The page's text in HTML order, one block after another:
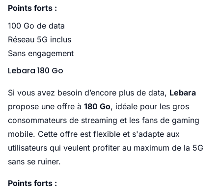
Points forts :
100 Go de data
Réseau 5G inclus
Sans engagement
Lebara 180 Go
Si vous avez besoin d’encore plus de data, Lebara
propose une offre à 180 Go, idéale pour les gros
consommateurs de streaming et les fans de gaming
mobile. Cette offre est flexible et s'adapte aux
utilisateurs qui veulent profiter au maximum de la 5G
sans se ruiner.
Points forts :